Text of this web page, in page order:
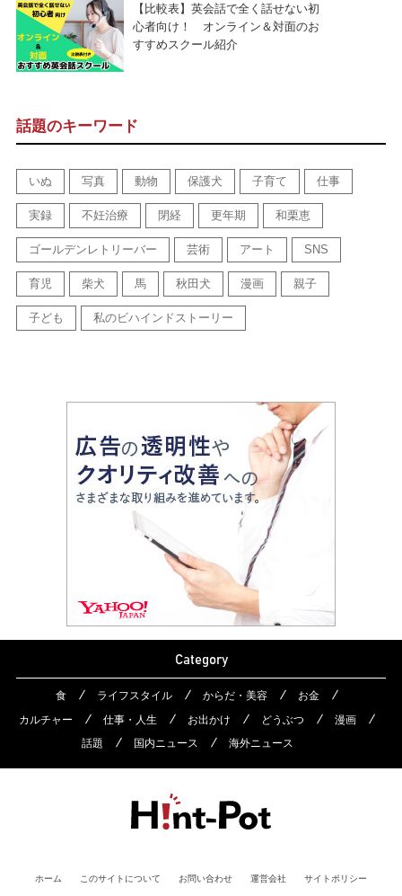
【比較表】英会話で全く話せない初
心者向け！ オンライン＆対面のお
すすめスクール紹介
話題のキーワード
いぬ 写真 動物 保護犬 子育て 仕事
実録 不妊治療 閉経 更年期 和栗恵
ゴールデンレトリーバー 芸術 アート SNS
育児 柴犬 馬 秋田犬 漫画 親子
子ども 私のビハインドストーリー
Category
食 ライフスタイル からだ・美容
お金
カルチャー
仕事・人生 お出かけ どうぶつ
漫画
話題
国内ニュース 海外ニュース
ホーム このサイトについて お問い合わせ 運営会社 サイトポリシー